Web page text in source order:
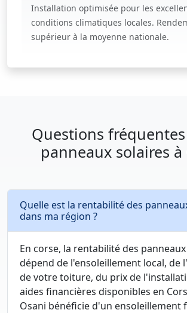
Installation optimisée pour les
conditions climatiques locales.
supérieur à la moyenne nationale.
Questions
panneaux solaires à
Quelle est la rentabilité des
dans ma région ?
En corse, la rentabilité des
dépend de l'ensoleillement local, de
de votre toiture, du prix de
aides financières disponibles en
Osani bénéficie d'un ensoleillement